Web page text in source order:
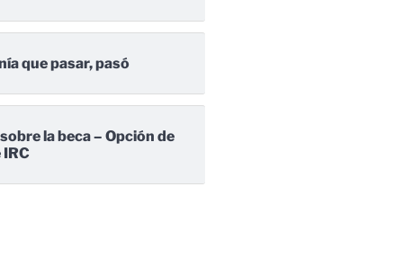
que pasar, pasó
la beca – Opción de